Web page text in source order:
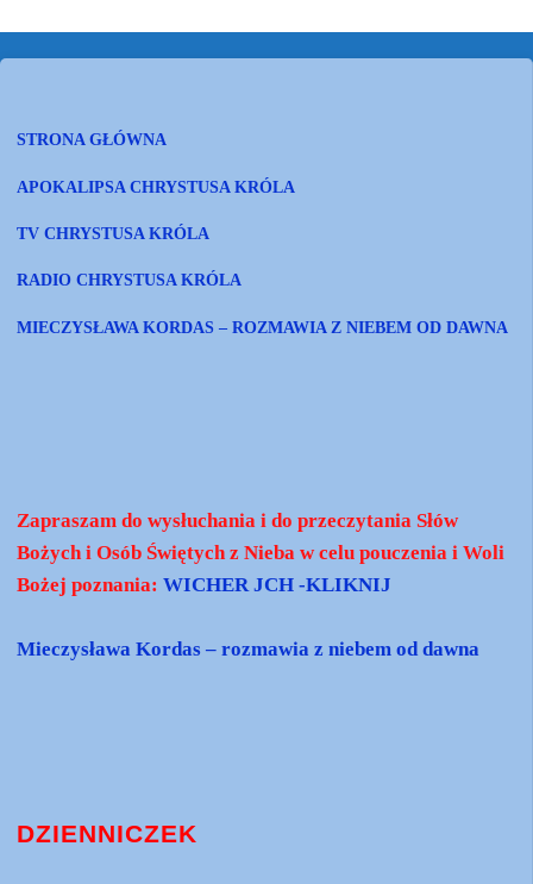
STRONA GŁÓWNA
APOKALIPSA CHRYSTUSA KRÓLA
TV CHRYSTUSA KRÓLA
RADIO CHRYSTUSA KRÓLA
MIECZYSŁAWA KORDAS – ROZMAWIA Z NIEBEM OD DAWNA
Zapraszam do wysłuchania i do przeczytania Słów
Bożych i Osób Świętych z Nieba w celu pouczenia i Woli
Bożej poznania:WICHER JCH -KLIKNIJ
Mieczysława Kordas – rozmawia z niebem od dawna
DZIENNICZEK